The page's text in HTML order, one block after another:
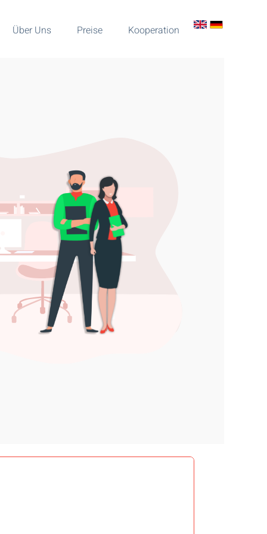
Über Uns Preise Kooperation